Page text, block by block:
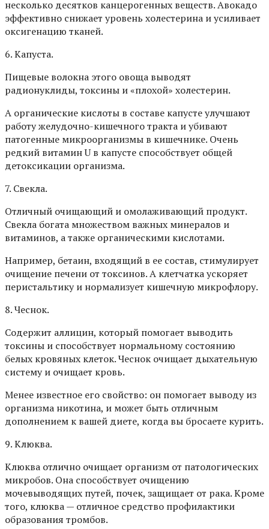
несколько десятков канцерогенных веществ. Авокадо
эффективно снижает уровень холестерина и усиливает
оксигенацию тканей.
6. Капуста.
Пищевые волокна этого овоща выводят
радионуклиды, токсины и «плохой» холестерин.
А органические кислоты в составе капусте улучшают
работу желудочно-кишечного тракта и убивают
патогенные микроорганизмы в кишечнике. Очень
редкий витамин U в капусте способствует общей
детоксикации организма.
7. Свекла.
Отличный очищающий и омолаживающий продукт.
Свекла богата множеством важных минералов и
витаминов, а также органическими кислотами.
Например, бетаин, входящий в ее состав, стимулирует
очищение печени от токсинов. А клетчатка ускоряет
перистальтику и нормализует кишечную микрофлору.
8. Чеснок.
Содержит аллицин, который помогает выводить
токсины и способствует нормальному состоянию
белых кровяных клеток. Чеснок очищает дыхательную
систему и очищает кровь.
Менее известное его свойство: он помогает выводу из
организма никотина, и может быть отличным
дополнением к вашей диете, когда вы бросаете курить.
9. Клюква.
Клюква отлично очищает организм от патологических
микробов. Она способствует очищению
мочевыводящих путей, почек, защищает от рака. Кроме
того, клюква — отличное средство профилактики
образования тромбов.